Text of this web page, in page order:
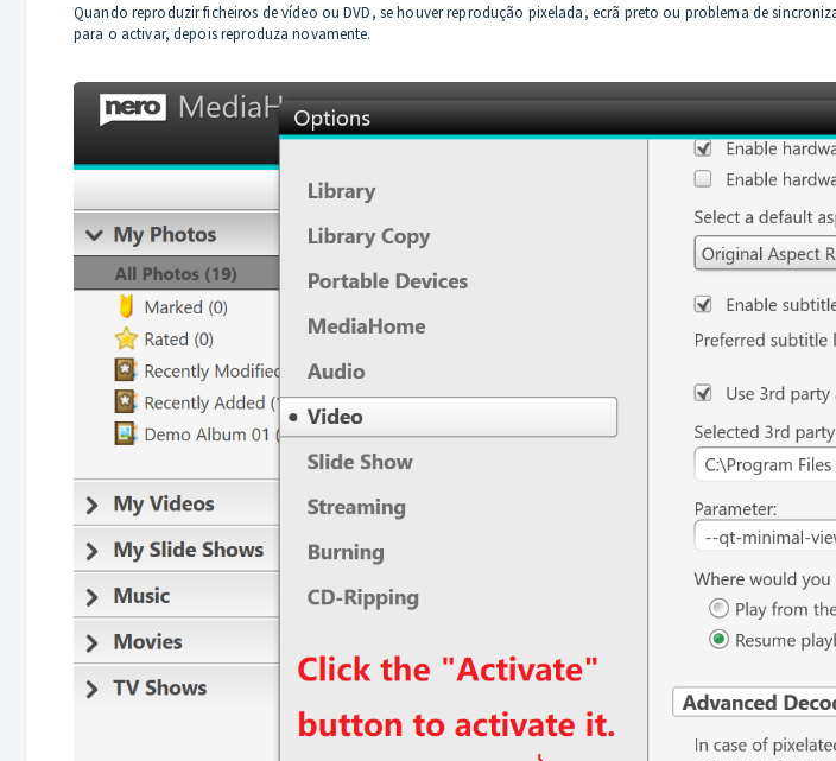
Quando reproduzir ficheiros de vídeo ou DVD, se houver reprodução pixelada, ecrã preto ou problema de
para o activar, depois reproduza novamente.